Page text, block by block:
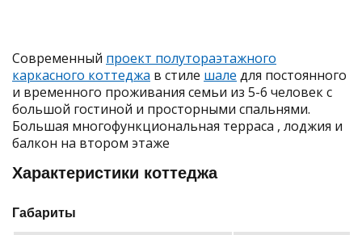
Современный проект полутораэтажного
каркасного коттеджа в стиле шале для постоянного
и временного проживания семьи из 5-6 человек с
большой гостиной и просторными спальнями.
Большая многофункциональная терраса , лоджия и
балкон на втором этаже
Характеристики коттеджа
Габариты